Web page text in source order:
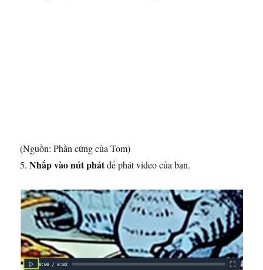
(Nguồn: Phần cứng của Tom)
5.Nhấp vào nút phátđể phát video của bạn.